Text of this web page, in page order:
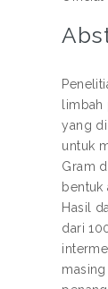
yang
untuk
Gram
bentuk
Hasil
dari